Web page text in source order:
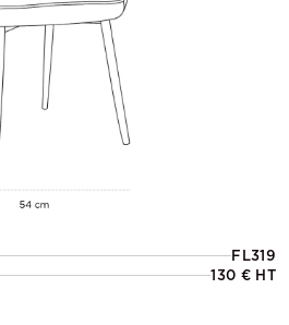
FL319
130 € HT